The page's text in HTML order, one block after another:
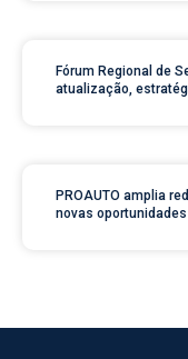
Fórum Regional de
atualização,
PROAUTO amplia
novas